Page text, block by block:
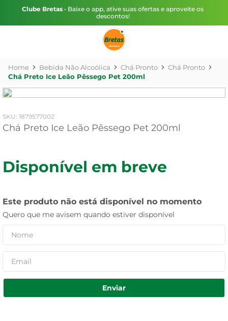
Clube Bretas • Baixe o app, ative suas ofertas e aproveite os
descontos!
Bebida Não Alcoólica Chá Pronto
Chá Pronto
Chá Preto Ice Leão Pêssego Pet 200ml
: 1879577002
Chá Preto Ice Leão Pêssego Pet 200ml
Disponível em breve
Este produto não está disponível no momento
Quero que me avisem quando estiver disponível
Enviar